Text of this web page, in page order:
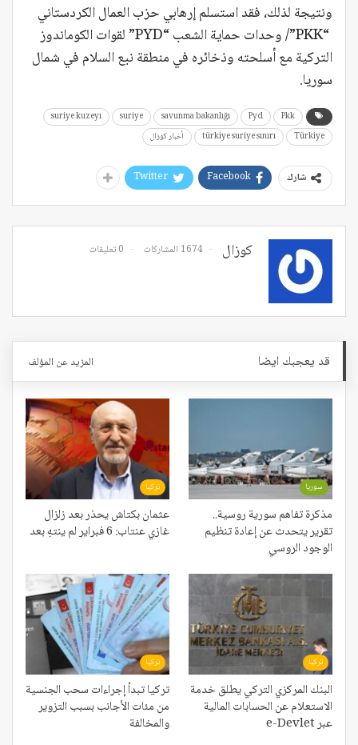
ونتيجة لذلك، فقد استسلم إرهابي حزب العمال الكردستاني
“PKK”/ وحدات حماية الشعب “PYD” لقوات الكوماندوز
التركية مع أسلحته وذخائره في منطقة نبع السلام في شمال
سوريا.
Pkk
Pyd
savunma bakanlığı
suriye
suriye kuzeyı
Türkiye
türkiye suriye sınırı أخبار كوزال
شارك Facebook
Twitter
كوزال 1674 المشاركات 0 تعليقات
قد يعجبك ايضا المزيد عن المؤلف
سوريا
مذكرة تفاهم سورية روسية..
تقرير يتحدث عن إعادة تنظيم
الوجود الروسي
تركيا
عثمان بكتاش يحذر بعد زلزال
غازي عنتاب: 6 فبراير لم ينتهِ بعد
تركيا
البنك المركزي التركي يطلق خدمة
الاستعلام عن الحسابات المالية
عبر e-Devlet
تركيا
تركيا تبدأ إجراءات سحب الجنسية
من مئات الأجانب بسبب التزوير
والمخالفة